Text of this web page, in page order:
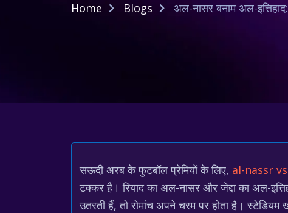
Home Blogs अल-नासर बनाम अल-
सऊदी अरब के फुटबॉल प्रेमियों के लिए, al-nassr
टक्कर है। रियाद का अल-नासर और जेद्दा का अल-
उतरती हैं, तो रोमांच अपने चरम पर होता है।